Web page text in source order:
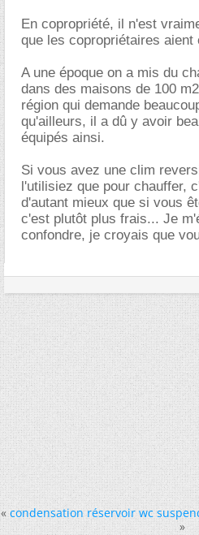
En copropriété, il n'est
que les copropriétaires
A une époque on a mis du
dans des maisons de 100
région qui demande
qu'ailleurs, il a dû y avoir
équipés ainsi.
Si vous avez une clim
l'utilisiez que pour chauffer,
d'autant mieux que si vous
c'est plutôt plus frais... Je
confondre, je croyais que
« condensation réservoir wc
»